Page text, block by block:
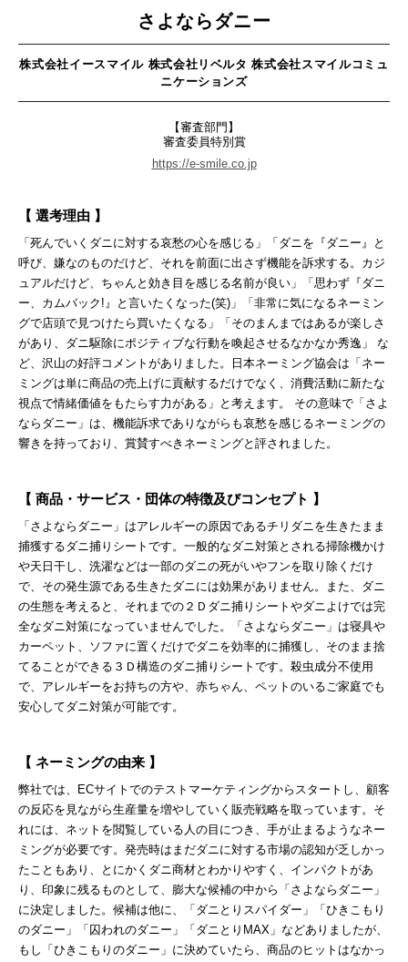
さよならダニー
株式会社イースマイル 株式会社リベルタ 株式会社スマイルコミュ
ニケーションズ
【審査部門】
審査委員特別賞
https://e-smile.co.jp
【 選考理由 】
「死んでいくダニに対する哀愁の心を感じる」「ダニを『ダニー』と
呼び、嫌なのものだけど、それを前面に出さず機能を訴求する。カジ
ュアルだけど、ちゃんと効き目を感じる名前が良い」「思わず『ダニ
ー、カムバック!』と言いたくなった(笑)」「非常に気になるネーミン
グで店頭で見つけたら買いたくなる」「そのまんまではあるが楽しさ
があり、ダニ駆除にポジティブな行動を喚起させるなかなか秀逸」 な
ど、沢山の好評コメントがありました。日本ネーミング協会は「ネー
ミングは単に商品の売上げに貢献するだけでなく、消費活動に新たな
視点で情緒価値をもたらす力がある」と考えます。 その意味で「さよ
ならダニー」は、機能訴求でありながらも哀愁を感じるネーミングの
響きを持っており、賞賛すべきネーミングと評されました。
【 商品・サービス・団体の特徴及びコンセプト 】
「さよならダニー」はアレルギーの原因であるチリダニを生きたまま
捕獲するダニ捕りシートです。一般的なダニ対策とされる掃除機かけ
や天日干し、洗濯などは一部のダニの死がいやフンを取り除くだけ
で、その発生源である生きたダニには効果がありません。また、ダニ
の生態を考えると、それまでの２Ｄダニ捕りシートやダニよけでは完
全なダニ対策になっていませんでした。「さよならダニー」は寝具や
カーペット、ソファに置くだけでダニを効率的に捕獲し、そのまま捨
てることができる３Ｄ構造のダニ捕りシートです。殺虫成分不使用
で、アレルギーをお持ちの方や、赤ちゃん、ペットのいるご家庭でも
安心してダニ対策が可能です。
【 ネーミングの由来 】
弊社では、ECサイトでのテストマーケティングからスタートし、顧客
の反応を見ながら生産量を増やしていく販売戦略を取っています。そ
れには、ネットを閲覧している人の目につき、手が止まるようなネー
ミングが必要です。発売時はまだダニに対する市場の認知が乏しかっ
たこともあり、とにかくダニ商材とわかりやすく、インパクトがあ
り、印象に残るものとして、膨大な候補の中から「さよならダニー」
に決定しました。候補は他に、「ダニとりスパイダー」「ひきこもり
のダニー」「囚われのダニー」「ダニとりMAX」などありましたが、
もし「ひきこもりのダニー」に決めていたら、商品のヒットはなかっ